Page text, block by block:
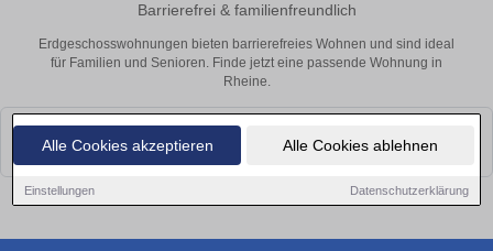
Alle Cookies akzeptieren Alle Cookies ablehnen
Einstellungen Datenschutzerklärung
Barrierefrei & familienfreundlich
Erdgeschosswohnungen bieten barrierefreies Wohnen und sind ideal
für Familien und Senioren. Finde jetzt eine passende Wohnung in
Rheine.
Leider konnten wir derzeit keine passenden Objekte finden. Schauen Sie
bald wieder vorbei!